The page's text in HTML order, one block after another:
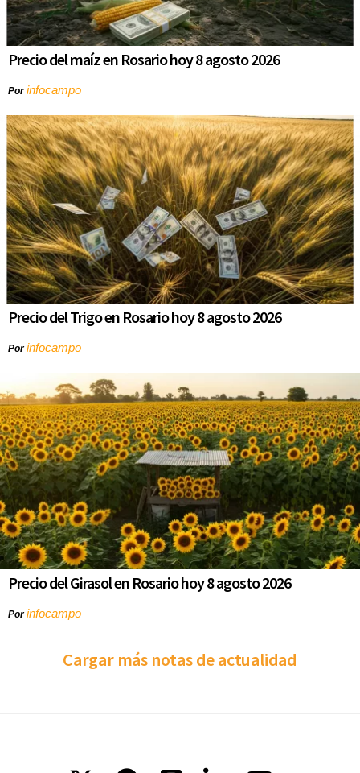
Precio del maíz en Rosario hoy 8 agosto 2026
Porinfocampo
Precio del Trigo en Rosario hoy 8 agosto 2026
Porinfocampo
Precio del Girasol en Rosario hoy 8 agosto 2026
Porinfocampo
Cargar más notas de actualidad